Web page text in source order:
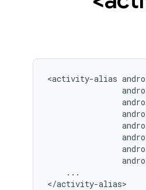
<activity-alias
...
</activity-alias>